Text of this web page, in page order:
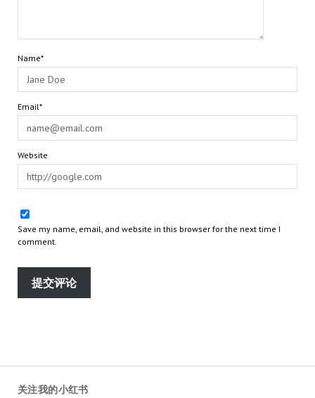
Name*
Email*
Website
Save my name, email, and website in this browser for the next time I
comment.
关注我的小红书